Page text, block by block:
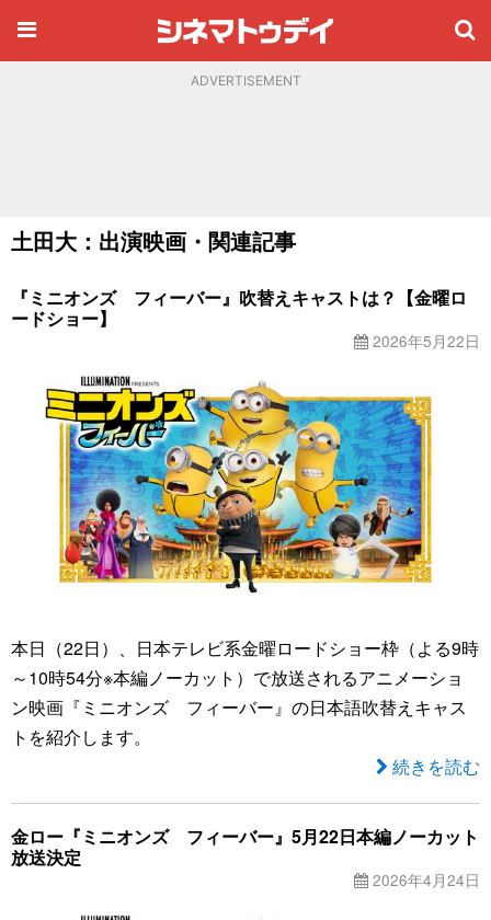
ADVERTISEMENT
土田大：出演映画・関連記事
『ミニオンズ フィーバー』吹替えキャストは？【金曜ロ
ードショー】
2026年5月22日
本日（22日）、日本テレビ系金曜ロードショー枠（よる9時
～10時54分※本編ノーカット）で放送されるアニメーショ
ン映画『ミニオンズ フィーバー』の日本語吹替えキャス
トを紹介します。
続きを読む
金ロー『ミニオンズ フィーバー』5月22日本編ノーカット
放送決定
2026年4月24日